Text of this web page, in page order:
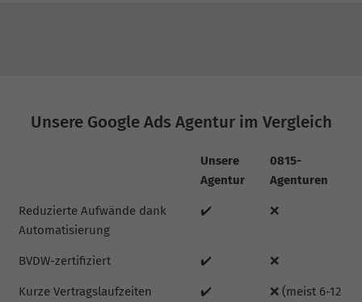
Unsere Google Ads Agentur im Vergleich
Unsere
Agentur
0815-
Agenturen
Reduzierte Aufwände dank
Automatisierung
✔️ ❌
BVDW-zertifiziert ✔️ ❌
Kurze Vertragslaufzeiten ✔️
❌ (meist 6-12